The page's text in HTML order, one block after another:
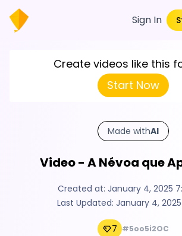
Sign In
Create videos like this
Start Now
Made withAI
Video - A Névoa que
Created at: January 4, 2025
Last Updated: January 4, 2025
7 #5oo5i2OC